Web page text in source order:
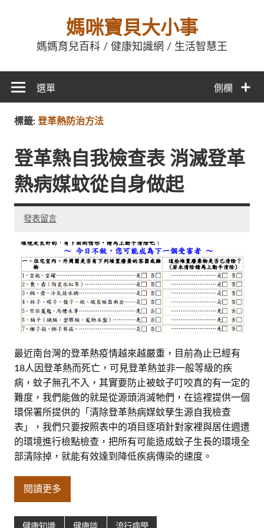
媽咪寶貝大小事
媽媽育兒百科 / 健康知識網 / 生活智慧王
側欄
選單
標籤: 登革熱防治方法
登革熱自我檢查表 消滅登革
熱病媒蚊從自身做起
發表留言
最近南台灣的登革熱疫情越來越嚴重，目前為止已經有
18人因登革熱而死亡，可見登革熱並非一般等級的疾
病，蚊子無孔不入，其實要防止被蚊子叮咬真的有一定的
難度，我們能做的就是從源頭消滅牠們，在這裡提供一個
環保署所提供的「清除登革熱病媒蚊孳生源自我檢查
表」，我們只要按照表中的項目逐項針對家裡與居住週遭
的環境進行檢點檢查，把所有可能造成蚊子生長的環境全
部清除掉，就能有效達到降低疾病傳染的速度。
閱讀更多